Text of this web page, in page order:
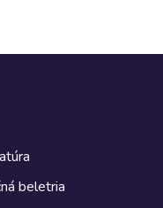
beletria